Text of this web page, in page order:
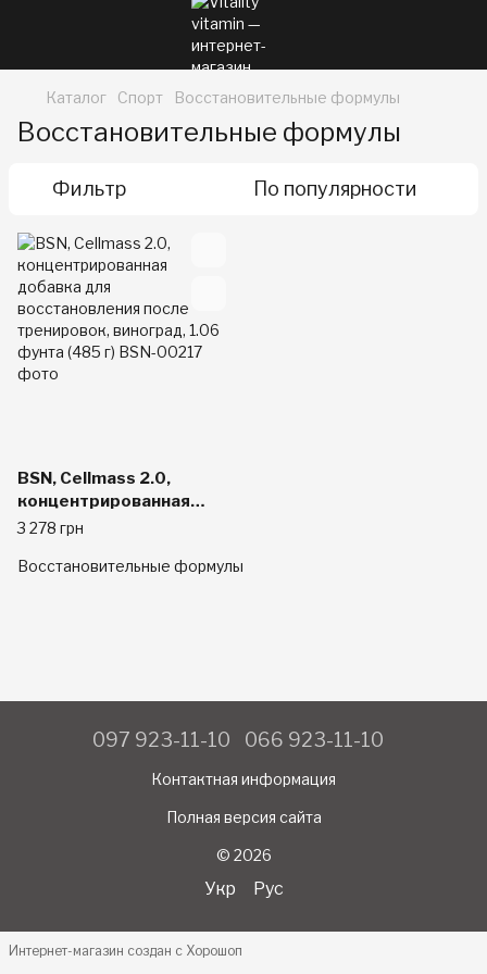
Каталог Спорт Восстановительные формулы
Восстановительные формулы
Фильтр По популярности
BSN, Cellmass 2.0,
концентрированная
добавка для
тренировок, виноград,
3 278 грн
Восстановительные формулы
097 923-11-10 066 923-11-10
Контактная информация
Полная версия сайта
© 2026
Укр Рус
Интернет-магазин создан с Хорошоп